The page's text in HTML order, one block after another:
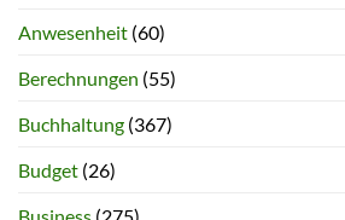
Anwesenheit (60)
Berechnungen (55)
Buchhaltung (367)
Budget (26)